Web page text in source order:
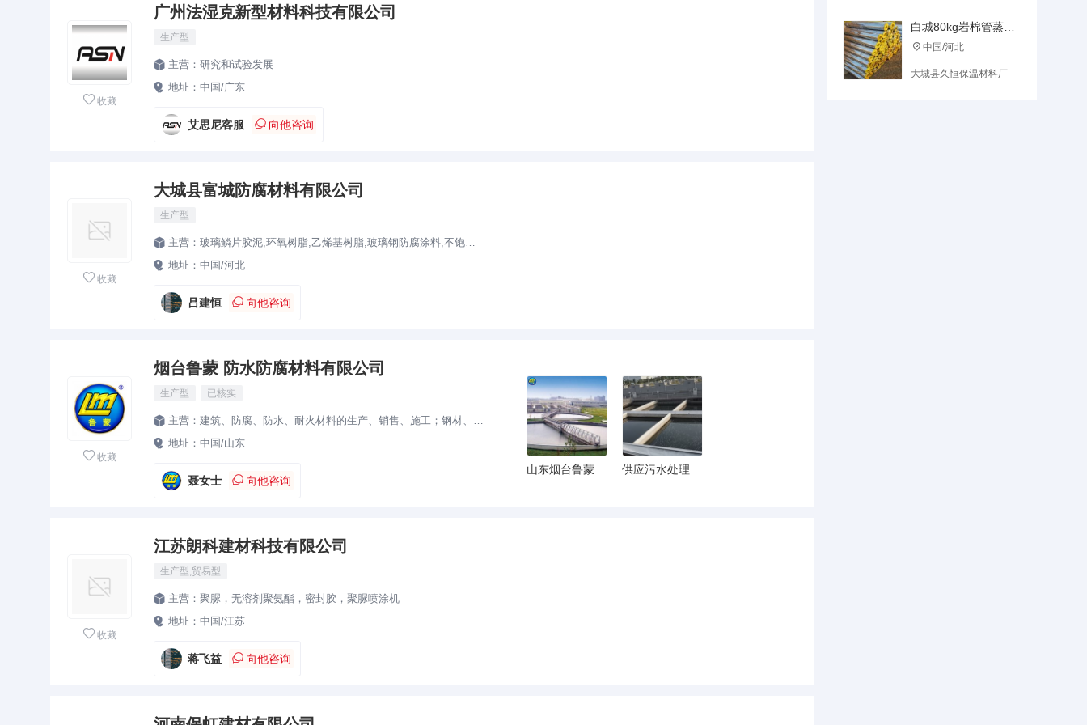
 收藏
广州法湿克新型材料科技有限公司
生产型
 主营： 研究和试验发展
 地址： 中国/广东
艾思尼客服  向他咨询
 收藏
大城县富城防腐材料有限公司
生产型
 主营： 玻璃鳞片胶泥,环氧树脂,乙烯基树脂,玻璃钢防腐涂料,不饱和树脂,污水池防腐施工
 地址： 中国/河北
吕建恒  向他咨询
 收藏
烟台鲁蒙 防水防腐材料有限公司
生产型 已核实
 主营： 建筑、防腐、防水、耐火材料的生产、销售、施工；钢材、木材、橡胶制品、化工产品（不含危化品）、服装、日用百货、保温材料的批发、零售；保温工程施工，普通货运。
 地址： 中国/山东
聂女士  向他咨询
 收藏
江苏朗科建材科技有限公司
生产型,贸易型
 主营： 聚脲，无溶剂聚氨酯，密封胶，聚脲喷涂机
 地址： 中国/江苏
蒋飞益  向他咨询
 中国/河北
大城县久恒保温材料厂